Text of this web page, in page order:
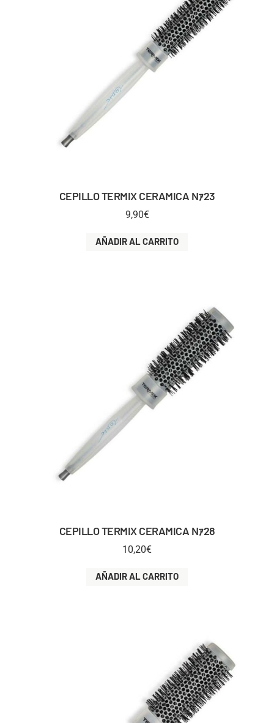
CEPILLO TERMIX CERAMICA Nｧ23
9,90€
AÑADIR AL CARRITO
CEPILLO TERMIX CERAMICA Nｧ28
10,20€
AÑADIR AL CARRITO